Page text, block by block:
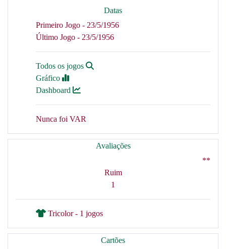
Datas
Primeiro Jogo - 23/5/1956
Último Jogo - 23/5/1956
Todos os jogos
Gráfico
Dashboard
Nunca foi VAR
Avaliações
**
Ruim
1
Tricolor - 1 jogos
Cartões